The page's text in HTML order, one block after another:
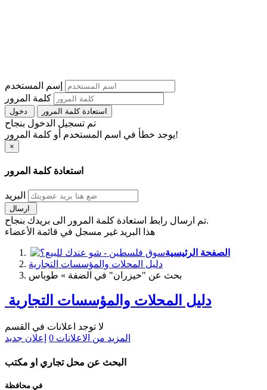
إسم المستخدم
كلمة المرور
استعادة كلمة المرور
تم تسجيل الدخول بنجاح
يوجد خطأ في اسم المستخدم أو كلمة المرور!
×
استعادة كلمة المرور
البريد
تم ارسال رابط استعادة كلمة المرور الى بريدك بنجاح.
هذا البريد غير مسجل في قائمة الأعضاء
الصفحة الرئيسية
دليل المحلات والمؤسسات التجارية
بحث عن "خيزران" في الضفة » طوباس
دليل المحلات والمؤسسات التجارية
لا توجد اعلانات في القسم
المزيد من الاعلانات 0 إعلان جديد
البحث عن محل تجاري او مكتب
في محافظة